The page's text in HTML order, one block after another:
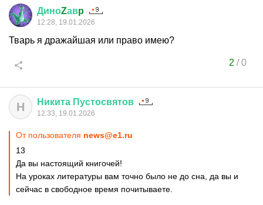
ДиноZавp
12:28, 19.01.2026
Тварь я дражайшая или право имею?
2 /0
Н Никита Пустосвятов
12:33, 19.01.2026
От пользователя news@e1.ru
13
Да вы настоящий книгочей!
На уроках литературы вам точно было не до сна, да вы и
сейчас в свободное время почитываете.